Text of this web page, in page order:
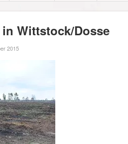
Wittstock/Dosse
2015